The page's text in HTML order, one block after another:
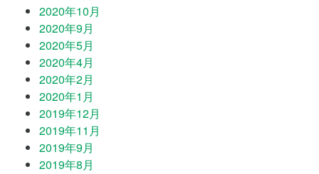
2020年10月
2020年9月
2020年5月
2020年4月
2020年2月
2020年1月
2019年12月
2019年11月
2019年9月
2019年8月